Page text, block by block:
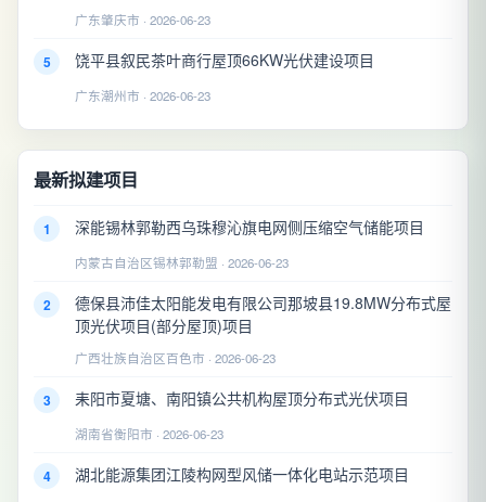
广东肇庆市 · 2026-06-23
5 饶平县叙民茶叶商行屋顶66KW光伏建设项目
广东潮州市 · 2026-06-23
最新拟建项目
1 深能锡林郭勒西乌珠穆沁旗电网侧压缩空气储能项目
内蒙古自治区锡林郭勒盟 · 2026-06-23
2
德保县沛佳太阳能发电有限公司那坡县19.8MW分布式屋
顶光伏项目(部分屋顶)项目
广西壮族自治区百色市 · 2026-06-23
3 耒阳市夏塘、南阳镇公共机构屋顶分布式光伏项目
湖南省衡阳市 · 2026-06-23
4 湖北能源集团江陵构网型风储一体化电站示范项目